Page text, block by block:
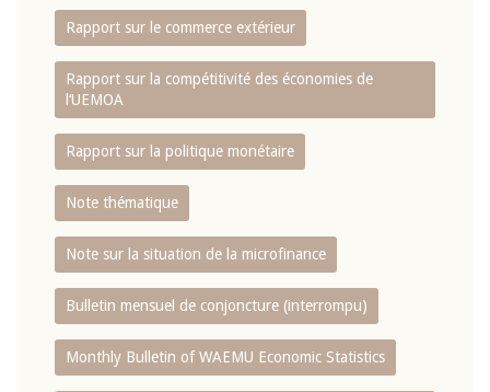
Rapport sur le commerce extérieur
Rapport sur la compétitivité des économies de
l‘UEMOA
Rapport sur la politique monétaire
Note thématique
Note sur la situation de la microfinance
Bulletin mensuel de conjoncture (interrompu)
Monthly Bulletin of WAEMU Economic Statistics